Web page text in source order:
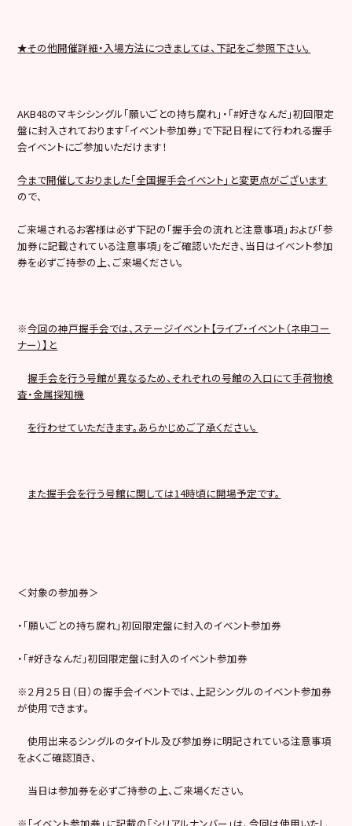
★その他開催詳細・入場方法につきましては、下記をご参照下さい。
AKB48のマキシシングル「願いごとの持ち腐れ」・「#好きなんだ」初回限定
盤に封入されております「イベント参加券」で下記日程にて行われる握手
会イベントにご参加いただけます！
今まで開催しておりました「全国握手会イベント」と変更点がございます
ので、
ご来場されるお客様は必ず下記の「握手会の流れと注意事項」および「参
加券に記載されている注意事項」をご確認いただき、当日はイベント参加
券を必ずご持参の上、ご来場ください。
※今回の神戸握手会では、ステージイベント【ライブ・イベント（ネ申コー
ナー）】と
握手会を行う号館が異なるため、それぞれの号館の入口にて手荷物検
査・金属探知機
を行わせていただきます。あらかじめご了承ください。
また握手会を行う号館に関しては14時頃に開場予定です。
＜対象の参加券＞
・「願いごとの持ち腐れ」初回限定盤に封入のイベント参加券
・「#好きなんだ」初回限定盤に封入のイベント参加券
※２月２５日（日）の握手会イベントでは、上記シングルのイベント参加券
が使用できます。
使用出来るシングルのタイトル及び参加券に明記されている注意事項
をよくご確認頂き、
当日は参加券を必ずご持参の上、ご来場ください。
※「イベント参加券」に記載の「シリアルナンバー」は、今回は使用いたし